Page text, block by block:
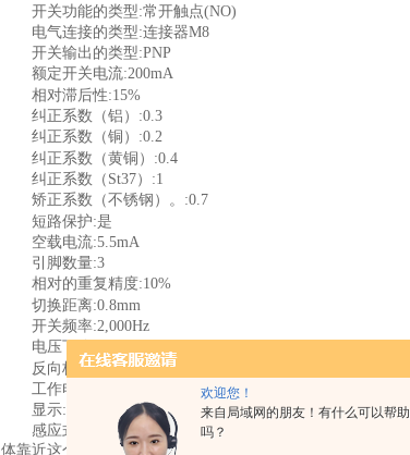
欢迎您！
来自局域网的朋友！有什么可以帮
吗？
开关功能的类型:常开触点(NO)
电气连接的类型:连接器M8
开关输出的类型:PNP
额定开关电流:200mA
相对滞后性:15%
纠正系数（铝）:0.3
纠正系数（铜）:0.2
纠正系数（黄铜）:0.4
纠正系数（St37）:1
矫正系数（不锈钢）。:0.7
短路保护:是
空载电流:5.5mA
引脚数量:3
相对的重复精度:10%
切换距离:0.8mm
开关频率:2,000Hz
电压下降:1.5V
反向极性保护:是
工作电压（DC）:10 - 30V
显示:LED显示屏
感应式传感器的工作原理主要基于电磁感应定律。当一
体靠近这个磁场时，根据电磁感应定律，金属内部会产生涡